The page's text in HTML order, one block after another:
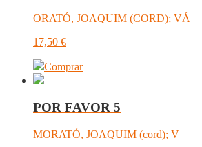
ORATÓ, JOAQUIM (CORD); VÁ
17,50 €
Comprar
POR FAVOR 5
MORATÓ, JOAQUIM (cord); V